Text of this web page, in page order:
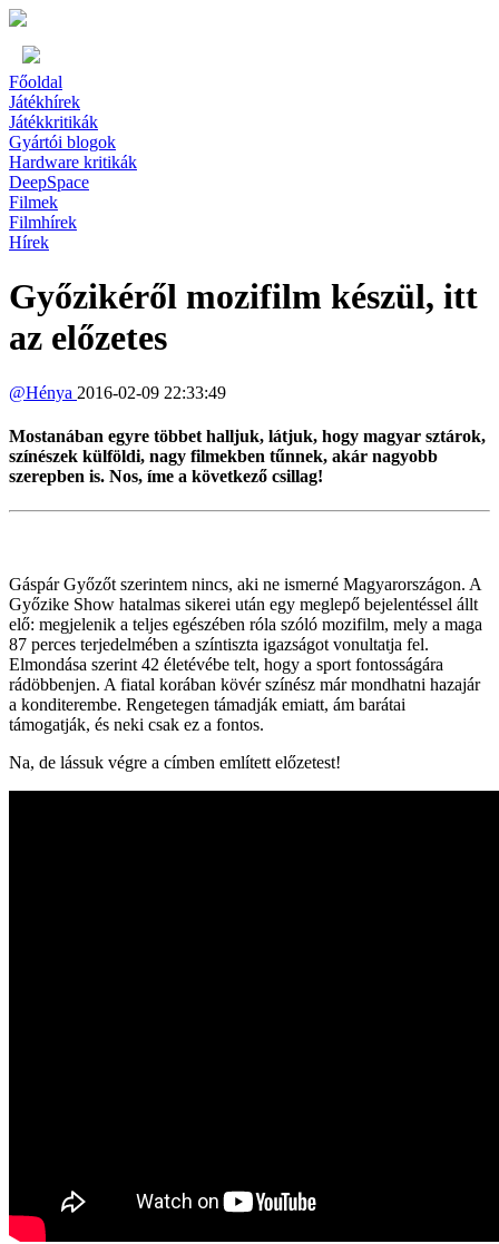
Főoldal
Játékhírek
Játékkritikák
Gyártói blogok
Hardware kritikák
DeepSpace
Filmek
Filmhírek
Hírek
Győzikéről mozifilm készül, itt
az előzetes
@Hénya 2016-02-09 22:33:49
Mostanában egyre többet halljuk, látjuk, hogy magyar sztárok,
színészek külföldi, nagy filmekben tűnnek, akár nagyobb
szerepben is. Nos, íme a következő csillag!
Gáspár Győzőt szerintem nincs, aki ne ismerné Magyarországon. A
Győzike Show hatalmas sikerei után egy meglepő bejelentéssel állt
elő: megjelenik a teljes egészében róla szóló mozifilm, mely a maga
87 perces terjedelmében a színtiszta igazságot vonultatja fel.
Elmondása szerint 42 életévébe telt, hogy a sport fontosságára
rádöbbenjen. A fiatal korában kövér színész már mondhatni hazajár
a konditerembe. Rengetegen támadják emiatt, ám barátai
támogatják, és neki csak ez a fontos.
Na, de lássuk végre a címben említett előzetest!